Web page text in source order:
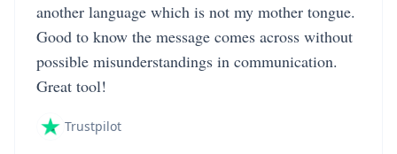
another language which is not my mother tongue.
Good to know the message comes across without
possible misunderstandings in communication.
Great tool!
Trustpilot